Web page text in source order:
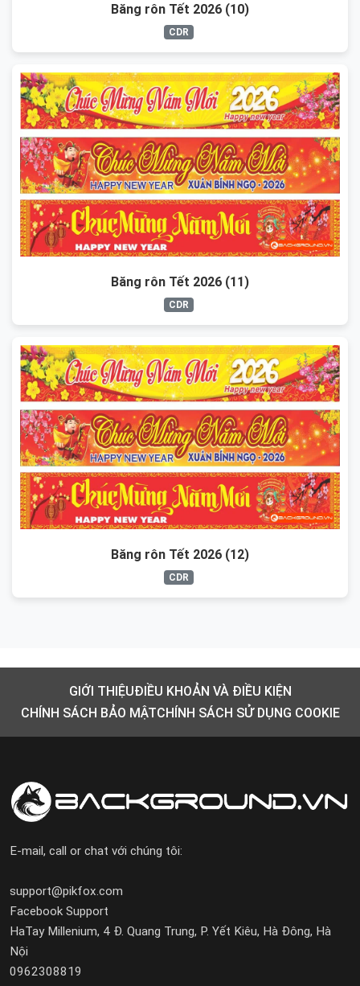
Băng rôn Tết 2026 (10)
CDR
Băng rôn Tết 2026 (11)
CDR
Băng rôn Tết 2026 (12)
CDR
GIỚI THIỆUĐIỀU KHOẢN VÀ ĐIỀU KIỆN
CHÍNH SÁCH BẢO MẬTCHÍNH SÁCH SỬ DỤNG COOKIE
E-mail, call or chat với chúng tôi:
support@pikfox.com
Facebook Support
HaTay Millenium, 4 Đ. Quang Trung, P. Yết Kiêu, Hà Đông, Hà
Nội
0962308819